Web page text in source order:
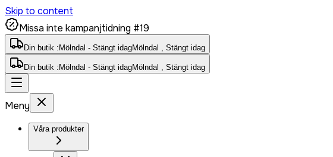
Skip to content
Missa inte kampanjtidning #19
Din butik : Mölndal - Stängt idagMölndal , Stängt idag
Din butik : Mölndal - Stängt idagMölndal , Stängt idag
Meny
Våra produkter